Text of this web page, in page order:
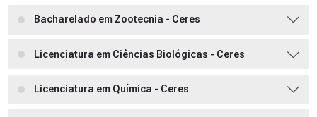
Bacharelado em Zootecnia - Ceres
Licenciatura em Ciências Biológicas - Ceres
Licenciatura em Química - Ceres